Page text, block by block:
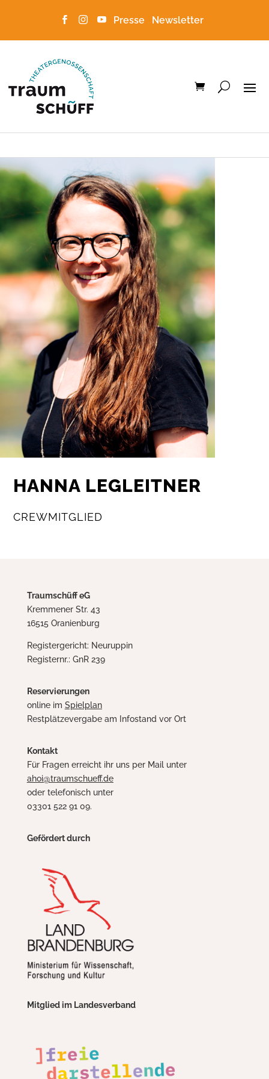
   Presse Newsletter
HANNA LEGLEITNER
CREWMITGLIED
Traumschüff eG
Kremmener Str. 43
16515 Oranienburg
Registergericht: Neuruppin
Registernr.: GnR 239
Reservierungen
online im Spielplan
Restplätzevergabe am Infostand vor Ort
Kontakt
Für Fragen erreicht ihr uns per Mail unter
ahoi@traumschueff.de
oder telefonisch unter
03301 522 91 09.
Gefördert durch
Mitglied im Landesverband